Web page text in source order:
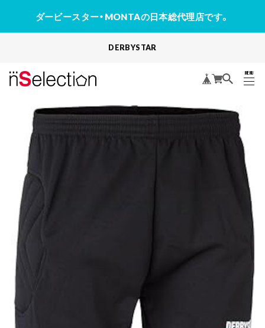
ダービースター・MONTAの日本総代理店です。
DERBYSTAR
MENU
CLOSE